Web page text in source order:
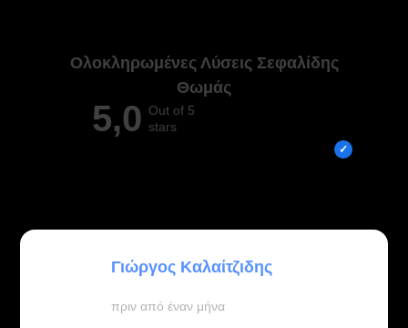
Ολοκληρωμένες Λύσεις Σεφαλίδης
Θωμάς
5,0 Out of 5
stars
ATHANASIOS PLAKAROS
πριν από 3 μήνες